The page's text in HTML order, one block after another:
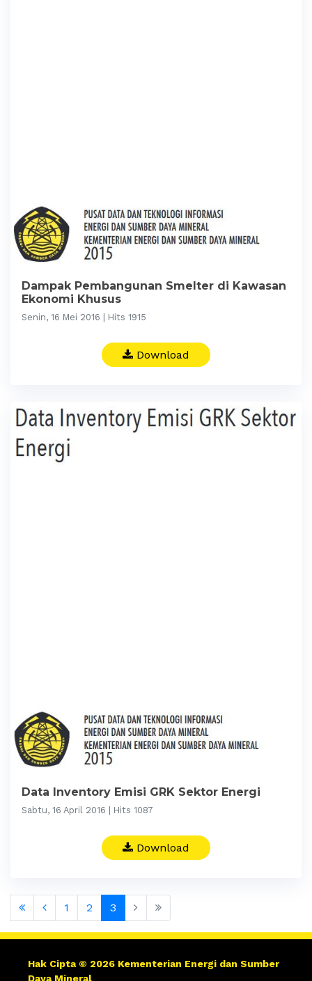
Dampak Pembangunan Smelter di Kawasan
Ekonomi Khusus
Senin, 16 Mei 2016 | Hits 1915
Download
Data Inventory Emisi GRK Sektor Energi
Sabtu, 16 April 2016 | Hits 1087
Download
1 2 3
Hak Cipta © 2026 Kementerian Energi dan Sumber
Daya Mineral